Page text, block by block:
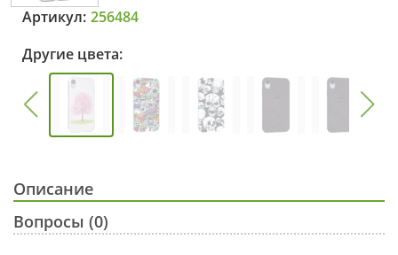
Артикул: 256484
Другие цвета:
Описание
Вопросы (0)